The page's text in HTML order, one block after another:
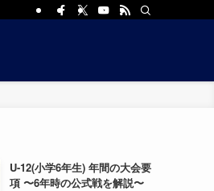
U-12(小学6年生) 年間の大会要
項 〜6年時の公式戦を解説〜